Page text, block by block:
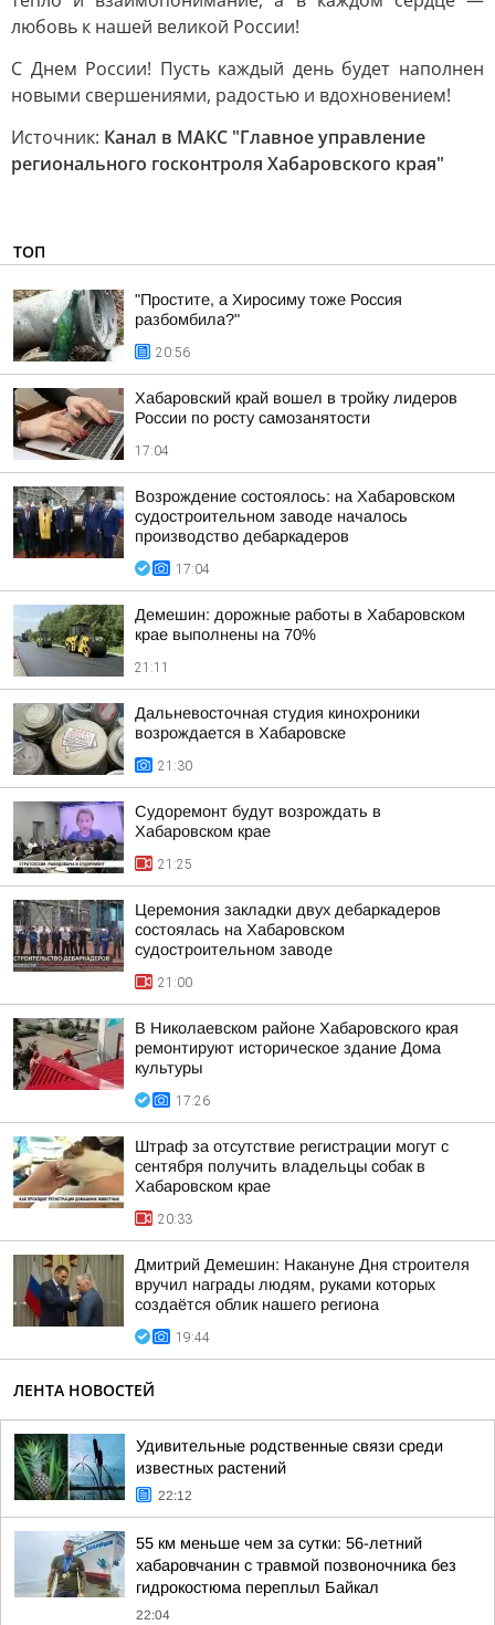
любовь к нашей великой России!
С Днем России! Пусть каждый день будет наполнен
новыми свершениями, радостью и вдохновением!
Источник: Канал в МАКС "Главное управление
регионального госконтроля Хабаровского края"
ТОП
"Простите, а Хиросиму тоже Россия
разбомбила?"
20:56
Хабаровский край вошел в тройку лидеров
России по росту самозанятости
17:04
Возрождение состоялось: на Хабаровском
судостроительном заводе началось
производство дебаркадеров
17:04
Демешин: дорожные работы в Хабаровском
крае выполнены на 70%
21:11
Дальневосточная студия кинохроники
возрождается в Хабаровске
21:30
Судоремонт будут возрождать в
Хабаровском крае
21:25
Церемония закладки двух дебаркадеров
состоялась на Хабаровском
судостроительном заводе
21:00
В Николаевском районе Хабаровского края
ремонтируют историческое здание Дома
культуры
17:26
Штраф за отсутствие регистрации могут с
сентября получить владельцы собак в
Хабаровском крае
20:33
Дмитрий Демешин: Накануне Дня строителя
вручил награды людям, руками которых
создаётся облик нашего региона
19:44
ЛЕНТА НОВОСТЕЙ
Удивительные родственные связи среди
известных растений
22:12
55 км меньше чем за сутки: 56-летний
хабаровчанин с травмой позвоночника без
гидрокостюма переплыл Байкал
22:04